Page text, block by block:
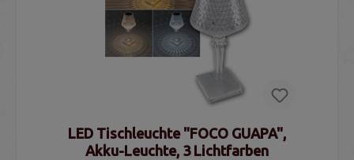
LED Tischleuchte "FOCO GUAPA",
Akku-Leuchte, 3 Lichtfarben